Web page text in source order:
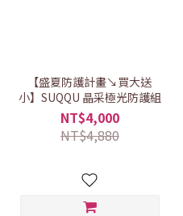
【盛夏防護計畫↘買大送
小】SUQQU 晶采極光防護組
NT$4,000
NT$4,880